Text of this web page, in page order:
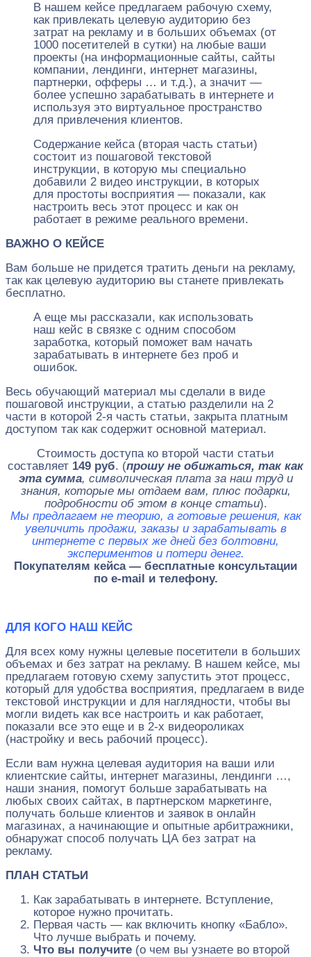
В нашем кейсе предлагаем рабочую схему,
как привлекать целевую аудиторию без
затрат на рекламу и в больших объемах (от
1000 посетителей в сутки) на любые ваши
проекты (на информационные сайты, сайты
компании, лендинги, интернет магазины,
партнерки, офферы … и т.д.), а значит —
более успешно зарабатывать в интернете и
используя это виртуальное пространство
для привлечения клиентов.
Содержание кейса (вторая часть статьи)
состоит из пошаговой текстовой
инструкции, в которую мы специально
добавили 2 видео инструкции, в которых
для простоты восприятия — показали, как
настроить весь этот процесс и как он
работает в режиме реального времени.
ВАЖНО О КЕЙСЕ
Вам больше не придется тратить деньги на рекламу,
так как целевую аудиторию вы станете привлекать
бесплатно.
А еще мы рассказали, как использовать
наш кейс в связке с одним способом
заработка, который поможет вам начать
зарабатывать в интернете без проб и
ошибок.
Весь обучающий материал мы сделали в виде
пошаговой инструкции, а статью разделили на 2
части в которой 2-я часть статьи, закрыта платным
доступом так как содержит основной материал.
Стоимость доступа ко второй части статьи
составляет 149 руб. (прошу не обижаться, так как
эта сумма, символическая плата за наш труд и
знания, которые мы отдаем вам, плюс подарки,
подробности об этом в конце статьи).
Мы предлагаем не теорию, а готовые решения, как
увеличить продажи, заказы и зарабатывать в
интернете с первых же дней без болтовни,
экспериментов и потери денег.
Покупателям кейса — бесплатные консультации
по e-mail и телефону.
ДЛЯ КОГО НАШ КЕЙС
Для всех кому нужны целевые посетители в больших
объемах и без затрат на рекламу. В нашем кейсе, мы
предлагаем готовую схему запустить этот процесс,
который для удобства восприятия, предлагаем в виде
текстовой инструкции и для наглядности, чтобы вы
могли видеть как все настроить и как работает,
показали все это еще и в 2-х видеороликах
(настройку и весь рабочий процесс).
Если вам нужна целевая аудитория на ваши или
клиентские сайты, интернет магазины, лендинги …,
наши знания, помогут больше зарабатывать на
любых своих сайтах, в партнерском маркетинге,
получать больше клиентов и заявок в онлайн
магазинах, а начинающие и опытные арбитражники,
обнаружат способ получать ЦА без затрат на
рекламу.
ПЛАН СТАТЬИ
Как зарабатывать в интернете. Вступление,
которое нужно прочитать.
Первая часть — как включить кнопку «Бабло».
Что лучше выбрать и почему.
Что вы получите (о чем вы узнаете во второй